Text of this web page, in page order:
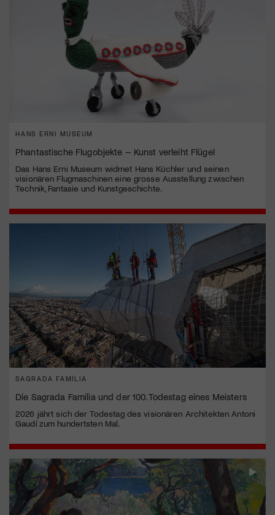
HANS ERNI MUSEUM
Phantastische Flugobjekte – Kunst verleiht Flügel
Das Hans Erni Museum widmet Hans Küchler und seinen
visionären Flugmaschinen eine grosse Ausstellung zwischen
Technik, Fantasie und Kunstgeschichte.
SAGRADA FAMÍLIA
Die Sagrada Família und der 100. Todestag eines Meisters
2026 jährt sich der Todestag des visionären Architekten Antoni
Gaudí zum hundertsten Mal.